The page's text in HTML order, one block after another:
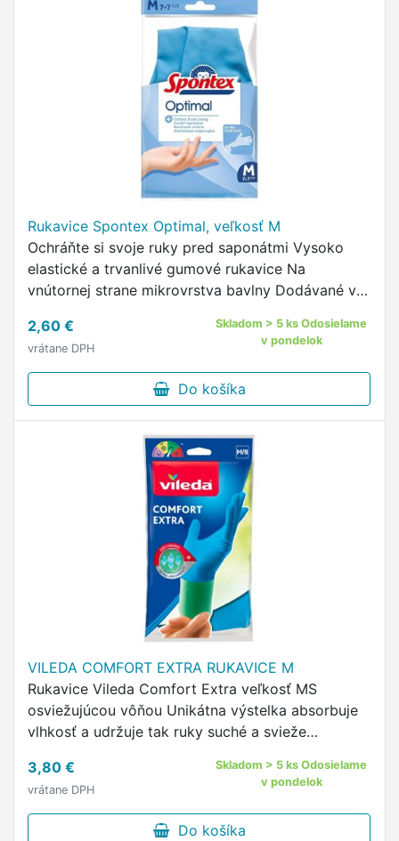
Rukavice Spontex Optimal, veľkosť M
Ochráňte si svoje ruky pred saponátmi Vysoko
elastické a trvanlivé gumové rukavice Na
vnútornej strane mikrovrstva bavlny Dodávané v
2,60 €
vrátane DPH
Skladom > 5 ks Odosielame
v pondelok
Do košíka
VILEDA COMFORT EXTRA RUKAVICE M
Rukavice Vileda Comfort Extra veľkosť MS
osviežujúcou vôňou Unikátna výstelka absorbuje
vlhkosť a udržuje tak ruky suché a svieže
Poskytujú antibakteriálnu ochranu …
3,80 €
vrátane DPH
Skladom > 5 ks Odosielame
v pondelok
Do košíka